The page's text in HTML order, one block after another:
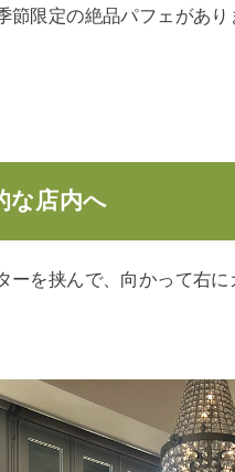
限定の絶品パフェがあり
な店内へ
ーを挟んで、向かって右に